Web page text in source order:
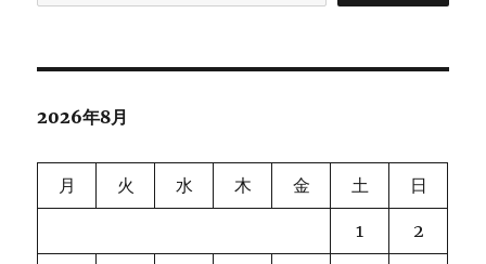
2026年8月
月 火 水 木 金 土 日
1 2